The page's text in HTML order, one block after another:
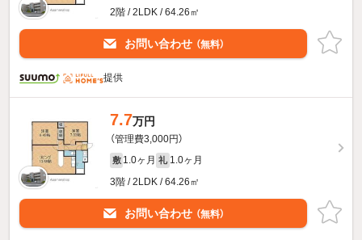
2階 / 2LDK / 64.26㎡
お問い合わせ （無料）
提供
7.7万円
（管理費3,000円）
敷 1.0ヶ月 礼 1.0ヶ月
3階 / 2LDK / 64.26㎡
お問い合わせ （無料）